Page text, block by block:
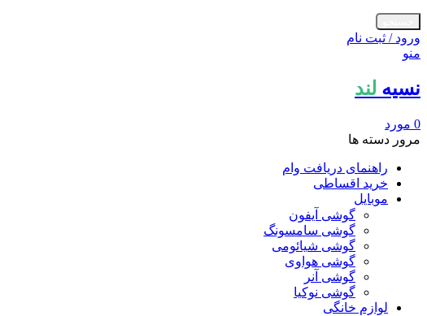
ورود / ثبت نام
منو
نسیه لند
0 مورد
مرور دسته ها
راهنمای دریافت وام
خرید اقساطی
موبایل
گوشی آیفون
گوشی سامسونگ
گوشی شیائومی
گوشی هواوی
گوشی آنر
گوشی نوکیا
لوازم خانگی